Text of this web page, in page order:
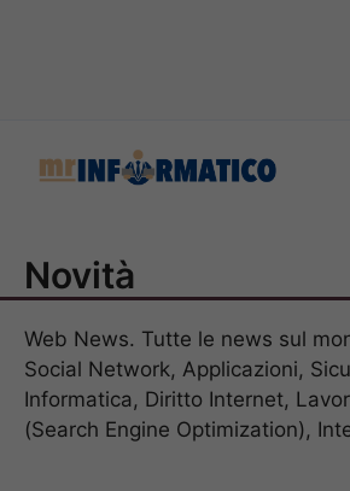
Novità
Web News. Tutte le news sul
Social Network, Applicazioni,
Informatica, Diritto Internet,
(Search Engine Optimization),